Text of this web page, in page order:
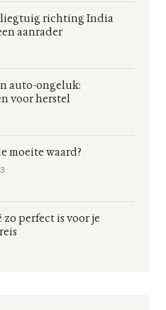
richting India
aanrader
auto-ongeluk:
voor herstel
moeite waard?
zo perfect is voor je